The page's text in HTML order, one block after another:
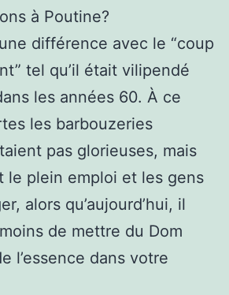
à Poutine?
différence avec le “coup
tel qu’il était vilipendé
les années 60. À ce
les barbouzeries
pas glorieuses, mais
le plein emploi et les gens
alors qu’aujourd’hui, il
de mettre du Dom
l’essence dans votre